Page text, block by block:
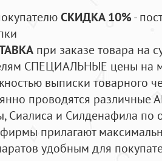
СКИДКА 10%-
при заказе товара на
СПЕЦИАЛЬНЫЕ цены на
выписки товарного
проводятся
Сиалиса и Силденафила по
прилагают
удобным для